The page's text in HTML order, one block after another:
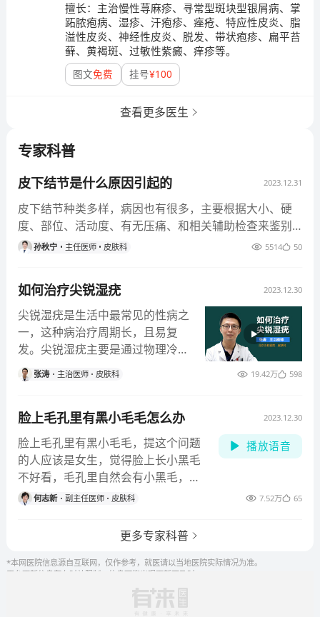
擅长： 主治慢性荨麻疹、寻常型斑块型银屑病、掌
跖脓疱病、湿疹、汗疱疹、痤疮、特应性皮炎、脂
溢性皮炎、神经性皮炎、脱发、带状疱疹、扁平苔
藓、黄褐斑、过敏性紫癜、痒疹等。
图文免费 挂号¥100
查看更多医生
专家科普
皮下结节是什么原因引起的 2023.12.31
皮下结节种类多样，病因也有很多，主要根据大小、硬
度、部位、活动度、有无压痛、和相关辅助检查来鉴别
是何种结节。皮下结节非传染性疾病，无传播途径。本
下结节的诱因。 一、主要病因 1、风湿结节病因：主要
是由于皮下组织和/或真皮内纤维蛋白样物质聚积及组织
细胞等成分所致。 2、囊蚴结节病因：寄生虫在人体内，
局部组织病原菌感染引起的增生结节病变。 3、痛风结节
病因：是血液尿酸浓度增高，尿酸盐结晶在皮下结缔组
织沉积所致。 4、结节性红斑病因：最常见的为链球菌感
毒、衣原体等感染引起；某些药物尤其是溴剂、磺胺药
以及口服避孕药，是该病最常见的致病原因；自身免疫
病、溃疡性结肠炎、结节病等均可伴有结节性红斑。 5、
脂膜炎结节病因：与脂肪代谢过程中某些酶的异常有
关，例如血清脂酶有轻度增加或在皮损中可测出具有活
性的胰酶和脂酶。 6、动脉炎结节病因：主要是因人体内
也发生异常。 7、Osler小结病因：Osler结节的具体形成
的沉积，从而引发机体产生免疫反应，常见于感染新心
内膜炎、亚急性感染性心内膜炎。 二、诱发因素 1、感
染因素：目前大多认为皮下结节的发生与感染密切相
孙秋宁 主任医师 皮肤科 5514 50
如何治疗尖锐湿疣 2023.12.30
尖锐湿疣是生活中最常见的性病之
一，这种病治疗周期长，且易复
发。尖锐湿疣主要是通过物理冷
冻、激光、光动力或者外用药等方
法去除疣体，同时随诊观察3-6个
愈。所以大家不要因为得了尖锐湿
疣就有所恐慌，只要坚持规范化的
治疗，定期随诊复查，在日常生活
中注意衣物消毒，适当的忌口是可
以预防尖锐湿疣复发的。
张涛 主治医师 皮肤科 19.42万 598
脸上毛孔里有黑小毛毛怎么办 2023.12.30
脸上毛孔里有黑小毛毛，提这个问题
的人应该是女生，觉得脸上长小黑毛
不好看，毛孔里自然会有小黑毛，脸
上有些毛应该是比较细、比较软或者
颜色淡点的，这样不影响美观。有一
些女生可能是遗传也好或者雄激素水
平高，在脸上这种小碎毛会显得黑毛
比较明显。这样的情况可以用激光脱
以脱掉，尤其对这种小短毛，脸上的
播放语音
何志新 副主任医师 皮肤科 7.52万 65
更多专家科普
*本网医院信息源自互联网，仅作参考，就医请以当地医院实际情况为准。
平台更新信息存在时效限制，信息可能出现更新不及时。